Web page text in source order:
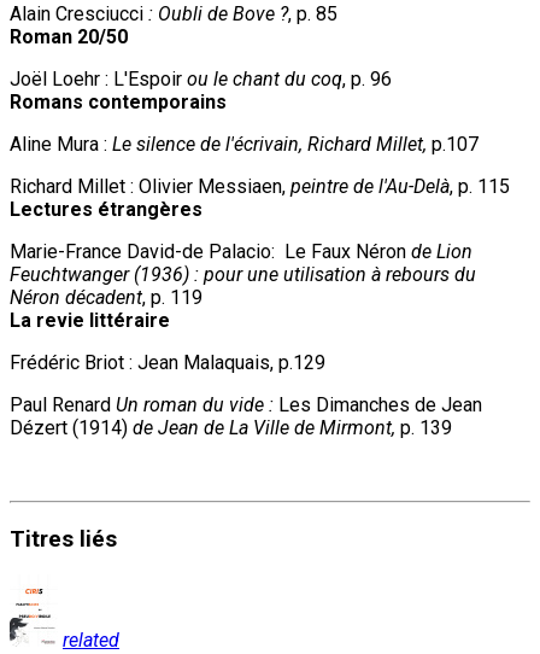
Alain Cresciucci : Oubli de Bove ?, p. 85
Roman 20/50
Joël Loehr : L'Espoir ou le chant du coq, p. 96
Romans contemporains
Aline Mura : Le silence de l'écrivain, Richard Millet, p.107
Richard Millet : Olivier Messiaen, peintre de l'Au-Delà, p. 115
Lectures étrangères
Marie-France David-de Palacio: Le Faux Néron de Lion
Feuchtwanger (1936) : pour une utilisation à rebours du
Néron décadent, p. 119
La revie littéraire
Frédéric Briot : Jean Malaquais, p.129
Paul Renard Un roman du vide : Les Dimanches de Jean
Dézert (1914) de Jean de La Ville de Mirmont, p. 139
Titres liés
related